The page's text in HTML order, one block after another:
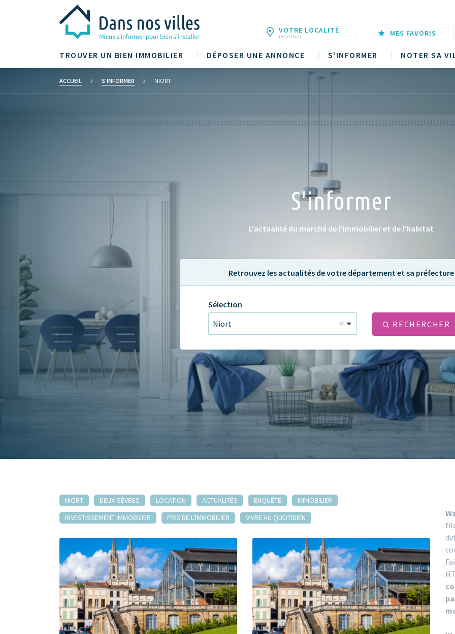
TROUVER UN BIEN IMMOBILIER DÉPOSER UNE ANNONCE S'INFORMER NOTER SA
VOTRE LOCALITÉ
modifier MES FAVORIS
ACCUEIL S'INFORMER NIORT
S'informer
L'actualité du marché de l'immobilier et de l'habitat
Retrouvez les actualités de votre département et sa préfecture
Sélection
Niort
RECHERCHER
NIORT DEUX-SÈVRES LOCATION ACTUALITÉS ENQUÊTE
IMMOBILIER
INVESTISSEMENT IMMOBILIER
PRIX DE L'IMMOBILIER VIVRE AU QUOTIDIEN